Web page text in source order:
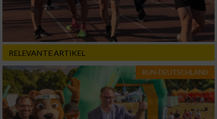
RELEVANTE ARTIKEL
RUN-DEUTSCHLAND